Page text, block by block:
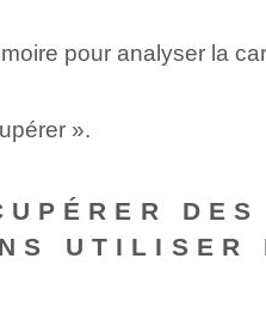
pour analyser la
».
DES